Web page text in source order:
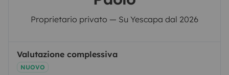
Proprietario privato — Su Yescapa dal 2026
Valutazione complessiva
NUOVO